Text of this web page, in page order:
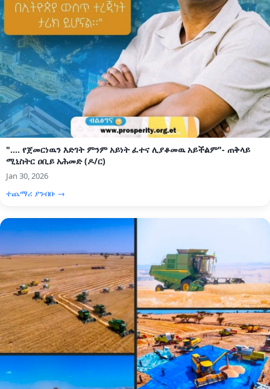
".... የጀመርነዉን እድገት ምንም አይነት ፈተና ሊያቆመዉ አይችልም"- ጠቅላይ
ሚኒስትር ዐቢይ አሕመድ (ዶ/ር)
Jan 30, 2026
ተጨማሪ ያንብቡ →